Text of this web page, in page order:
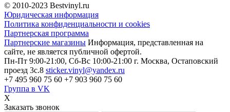
© 2010-2023 Bestvinyl.ru
Юридическая информация
Политика конфиденциальности и cookies
Партнерская программа
Партнерские магазины Информация, представленная на
сайте, не является публичной офертой.
Пн-Пт 9:00-21:00, Сб-Вс 10:00-21:00 г. Москва, Остаповский
проезд 3с.8 sticker.vinyl@yandex.ru
+7 495 960 75 60 +7 903 960 75 60
Группа в VK
X
Заказать звонок